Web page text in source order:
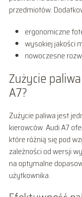
przedmiotów.
ergonomiczne
wysokiej jakości
nowoczesne
Zużycie
A7?
Zużycie paliwa jest
kierowców. Audi A7
które różnią się pod
zależności od wersji
na optymalne
użytkownika.